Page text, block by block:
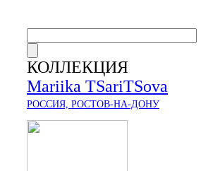
КОЛЛЕКЦИЯ
Mariika TSariTSova
РОССИЯ, РОСТОВ-НА-ДОНУ